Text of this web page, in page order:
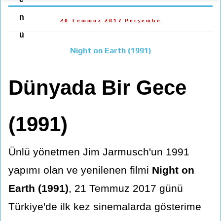
n
ü
20 Temmuz 2017 Perşembe
Night on Earth (1991)
Dünyada Bir Gece
(1991)
Ünlü yönetmen Jim Jarmusch'un 1991
yapımı olan ve yenilenen filmi Night on
Earth (1991) , 21 Temmuz 2017 günü
Türkiye'de ilk kez sinemalarda gösterime